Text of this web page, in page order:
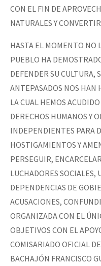
CON EL FIN DE
NATURALES Y
HASTA EL MOMENTO NO
PUEBLO HA
DEFENDER SU CULTURA,
ANTEPASADOS NOS HAN
LA CUAL HEMOS
DERECHOS HUMANOS Y
INDEPENDIENTES PARA
HOSTIGAMIENTOS Y
PERSEGUIR,
LUCHADORES SOCIALES,
DEPENDENCIAS DE
ACUSACIONES,
ORGANIZADA CON EL
OBJETIVOS CON EL
COMISARIADO OFICIAL
BACHAJÓN FRANCISCO